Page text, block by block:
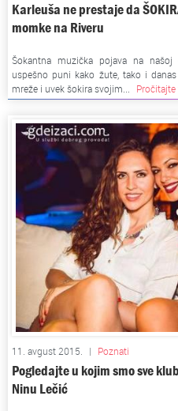
Karleuša ne prestaje da
momke na Riveru
Šokantna muzička pojava na
uspešno puni kako žute, tako i
mreže i uvek šokira svojim...
Pročitajte
11. avgust 2015. | Poznati
Pogledajte u kojim smo sve
Ninu Lečić